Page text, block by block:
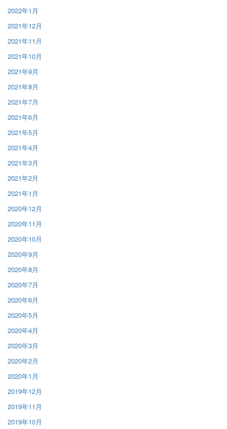
2022年1月
2021年12月
2021年11月
2021年10月
2021年9月
2021年8月
2021年7月
2021年6月
2021年5月
2021年4月
2021年3月
2021年2月
2021年1月
2020年12月
2020年11月
2020年10月
2020年9月
2020年8月
2020年7月
2020年6月
2020年5月
2020年4月
2020年3月
2020年2月
2020年1月
2019年12月
2019年11月
2019年10月